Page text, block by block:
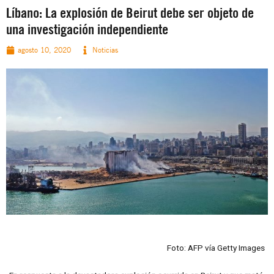
Líbano: La explosión de Beirut debe ser objeto de
una investigación independiente
agosto 10, 2020 Noticias
Foto: AFP vía Getty Images